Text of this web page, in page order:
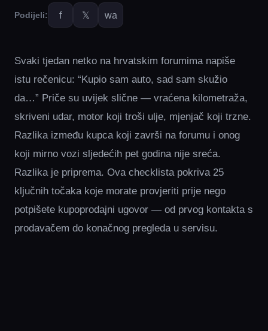
Podijeli: f 𝕏 wa
Svaki tjedan netko na hrvatskim forumima napiše
istu rečenicu: “Kupio sam auto, sad sam skužio
da…” Priče su uvijek slične — vraćena kilometraža,
skriveni udar, motor koji troši ulje, mjenjač koji trzne.
Razlika između kupca koji završi na forumu i onog
koji mirno vozi sljedećih pet godina nije sreća.
Razlika je priprema. Ova checklista pokriva 25
ključnih točaka koje morate provjeriti prije nego
potpišete kupoprodajni ugovor — od prvog kontakta s
prodavačem do konačnog pregleda u servisu.